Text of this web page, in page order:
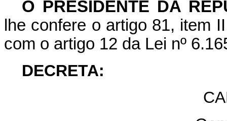
O PRESIDENTE DA
lhe confere o artigo 81, item
com o artigo 12 da Lei nº
DECRETA: